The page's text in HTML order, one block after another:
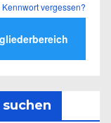
Kennwort vergessen?